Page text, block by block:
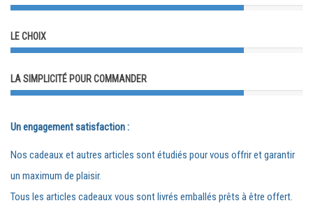
LE CHOIX
LA SIMPLICITÉ POUR COMMANDER
Un engagement satisfaction :
Nos cadeaux et autres articles sont étudiés pour vous offrir et garantir
un maximum de plaisir.
Tous les articles cadeaux vous sont livrés emballés prêts à être offert.